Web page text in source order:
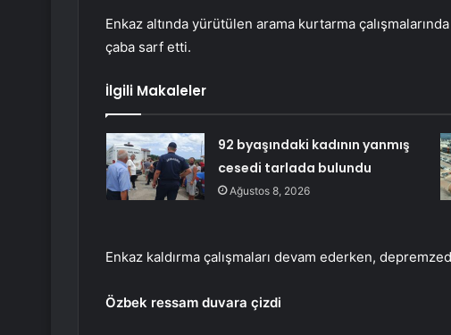
Enkaz altında yürütülen arama kurtarma
çaba sarf etti.
İlgili Makaleler
92 byaşındaki kadının yanmış
cesedi tarlada bulundu
Ağustos 8, 2026
Enkaz kaldırma çalışmaları devam ederken,
Özbek ressam duvara çizdi